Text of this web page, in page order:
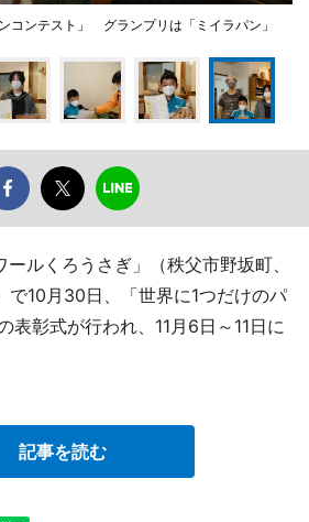
コンテスト」 グランプリは「ミイラパン」
ルくろうさぎ」（秩父市野坂町、
10月30日、「世界に1つだけのパ
表彰式が行われ、11月6日～11日に
記事を読む